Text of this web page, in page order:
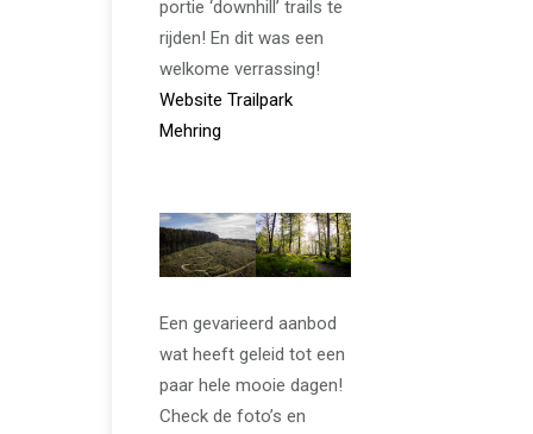
portie ‘downhill’ trails te
rijden! En dit was een
welkome verrassing!
Website Trailpark
Mehring
Een gevarieerd aanbod
wat heeft geleid tot een
paar hele mooie dagen!
Check de foto’s en